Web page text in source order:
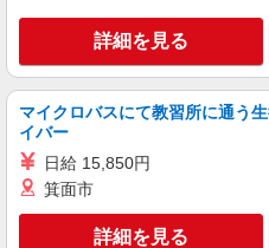
詳細を見る
マイクロバスにて教習所に通う
イバー
日給 15,850円
箕面市
詳細を見る